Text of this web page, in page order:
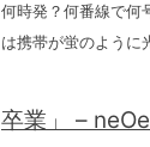
何時発？何番線で
は携帯が蛍のように
卒業」 –